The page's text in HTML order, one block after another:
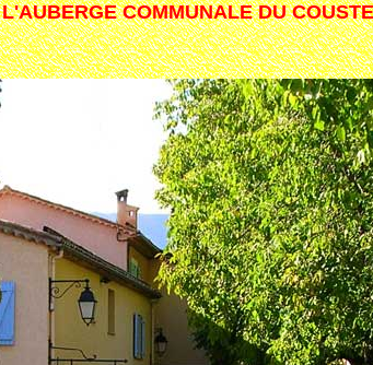
L'AUBERGE COMMUNALE DU